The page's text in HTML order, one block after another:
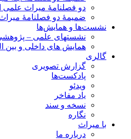
دو فصلنامۀ میراث علمی
ضمیمۀ دو فصلنامۀ
نشست‌ها و همایش‌ها
نشستهای علمی –
همایش های داخلی و بین
گالری
گزارش تصویری
پادکست‌ها
ویدئو
یاد مفاخر
نسخه و سند
نگاره
با میراث
درباره ما